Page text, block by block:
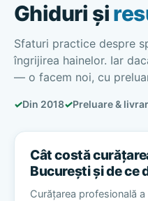
Ghiduri și
Sfaturi practice despre
îngrijirea hainelor. Iar
— o facem noi, cu
✓Din 2018✓Preluare &
Cât costă
București și de ce
Curățarea profesională